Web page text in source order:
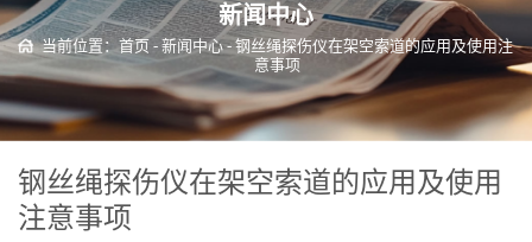
新闻中心
当前位置：首页- 新闻中心- 钢丝绳探伤仪在架空索道的应用及使用注
意事项
钢丝绳探伤仪在架空索道的应用及使用
注意事项